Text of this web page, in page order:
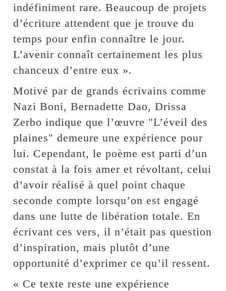
indéfiniment rare. Beaucoup de projets
d’écriture attendent que je trouve du
temps pour enfin connaître le jour.
L’avenir connaît certainement les plus
chanceux d’entre eux ».
Motivé par de grands écrivains comme
Nazi Boni, Bernadette Dao, Drissa
Zerbo indique que l’œuvre "L’éveil des
plaines" demeure une expérience pour
lui. Cependant, le poème est parti d’un
constat à la fois amer et révoltant, celui
d’avoir réalisé à quel point chaque
seconde compte lorsqu’on est engagé
dans une lutte de libération totale. En
écrivant ces vers, il n’était pas question
d’inspiration, mais plutôt d’une
opportunité d’exprimer ce qu’il ressent.
« Ce texte reste une expérience